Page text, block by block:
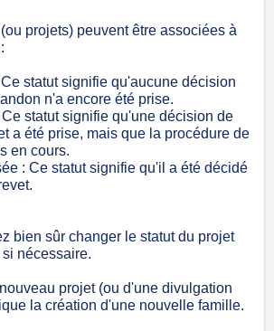
projets) peuvent être associées à
statut signifie qu'aucune décision
n'a encore été prise.
statut signifie qu'une décision de
a été prise, mais que la procédure de
en cours.
: Ce statut signifie qu'il a été décidé
bien sûr changer le statut du projet
nécessaire.
projet (ou d'une divulgation
la création d'une nouvelle famille.